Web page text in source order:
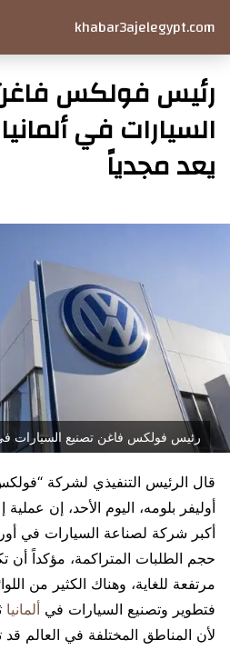
khabar3ajelegypt.com
رئيس فولكس
السيارات في
يعد مجدياً
رئيس فولكس فاغن تصنيع السيارات في
قال الرئيس التنفيذي لشركة
أوليفر بلومه، اليوم الأحد، إن عملية
أكبر شركة لصناعة السيارات في
حجم الطلبات المتراكمة، مؤكداً أن
مرتفعة للغاية، وهناك الكثير من
فتطوير وتصنيع السيارات في ألمانيا
لأن المناطق المختلفة في العالم